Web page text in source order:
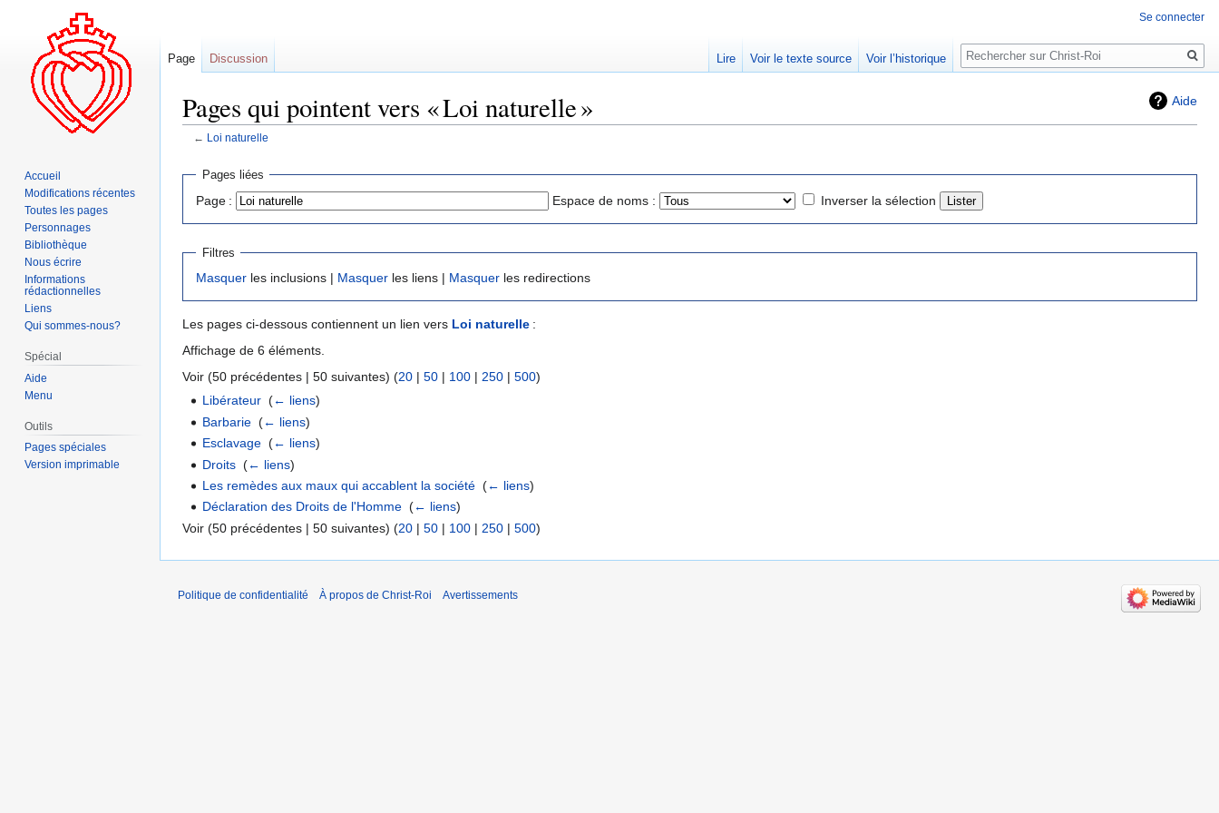
Aide
Pages qui pointent vers « Loi naturelle »
← Loi naturelle
Aller
navigation
Aller
recherche
Pages liées
Page : Espace de noms : Inverser la sélection
Filtres
Masquer les inclusions | Masquer les liens | Masquer les redirections
Les pages ci-dessous contiennent un lien vers Loi naturelle :
Affichage de 6 éléments.
Voir (50 précédentes | 50 suivantes) (20 | 50 | 100 | 250 | 500)
Libérateur ‎(← liens)
Barbarie ‎(← liens)
Esclavage ‎(← liens)
Droits ‎(← liens)
Les remèdes aux maux qui accablent la société ‎(← liens)
Déclaration des Droits de l'Homme ‎(← liens)
Voir (50 précédentes | 50 suivantes) (20 | 50 | 100 | 250 | 500)
Se connecter
Page Discussion Lire Voir le texte source Voir l’historique
Rechercher
Accueil
Modifications récentes
Toutes les pages
Personnages
Bibliothèque
Nous écrire
Informations
rédactionnelles
Liens
Qui sommes-nous?
Spécial
Aide
Menu
Outils
Pages spéciales
Version imprimable
Politique de confidentialité À propos de Christ-Roi Avertissements